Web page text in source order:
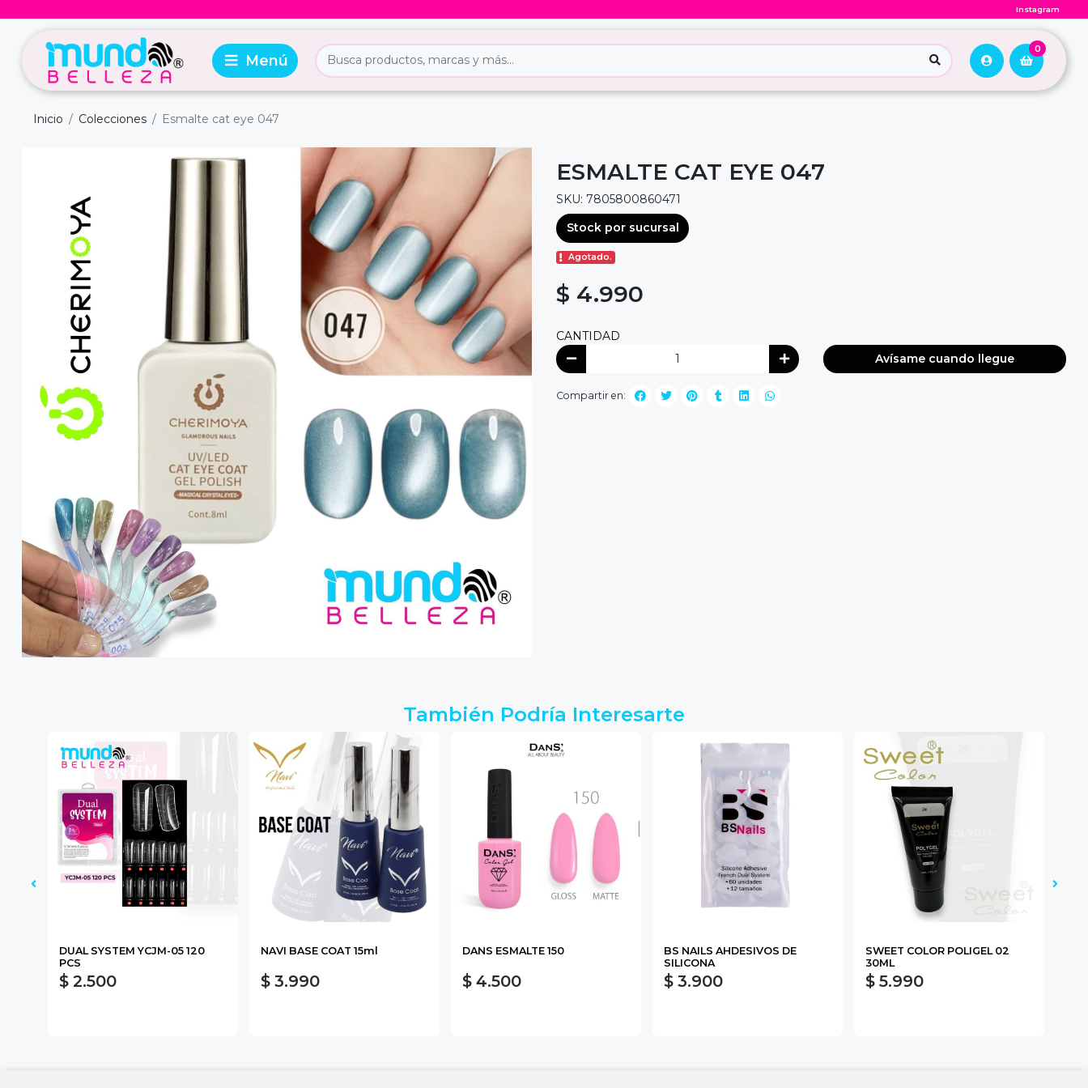
Instagram
0
Inicio Colecciones Esmalte cat eye 047
ESMALTE CAT EYE 047
SKU: 7805800860471
Stock por sucursal
Agotado.
$ 4.990
CANTIDAD
Avísame cuando llegue
Compartir en:
También Podría Interesarte
DUAL SYSTEM YCJM-05 120
PCS
$ 2.500
NAVI BASE COAT 15ml
$ 3.990
DANS ESMALTE 150
$ 4.500
BS NAILS AHDESIVOS DE
SILICONA
$ 3.900
SWEET COLOR POLIGEL 02
30ML
$ 5.990